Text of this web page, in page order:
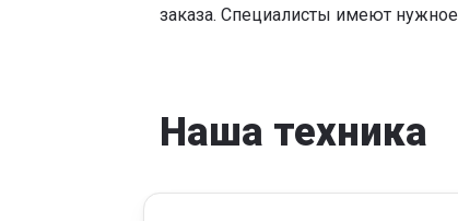
заказа. Специалисты имеют
Наша техника